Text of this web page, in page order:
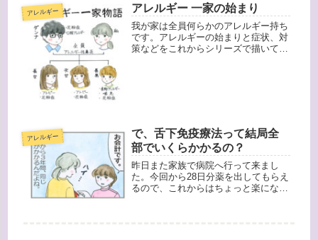
ってきた旦那さん。食事の後、お風呂
に...
アレルギー アレルギー 一家の始まり
我が家は全員何らかのアレルギー持ち
です。アレルギーの始まりと症状、対
策などをこれからシリーズで描いてい
アレルギー
で、舌下免疫療法って結局全
部でいくらかかるの？
昨日また家族で病院へ行って来まし
た。今回から28日分薬を出してもらえ
るので、これからはちょっと楽になり